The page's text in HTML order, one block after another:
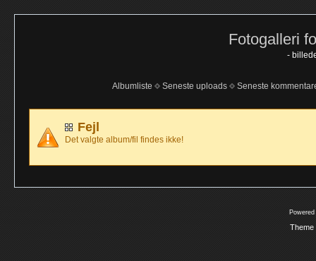
Fotogalleri
-
Albumliste Seneste uploads Seneste
Fejl
Det valgte album/fil findes ikke!
Theme